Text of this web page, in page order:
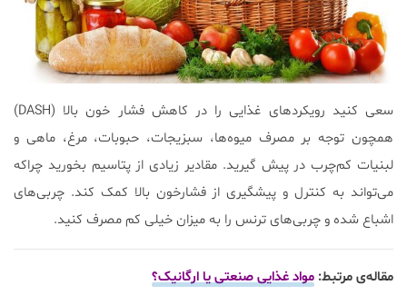
سعی کنید رویکردهای غذایی را در کاهش فشار خون بالا (DASH)
همچون توجه بر مصرف میوه‌ها، سبزیجات، حبوبات، مرغ، ماهی و
لبنیات کم‌چرب در پیش گیرید. مقادیر زیادی از پتاسیم بخورید چراکه
می‌تواند به کنترل و پیشگیری از فشارخون بالا کمک کند. چربی‌های
اشباع شده و چربی‌های ترنس را به میزان خیلی کم مصرف کنید.
مقاله‌ی مرتبط: مواد غذایی صنعتی یا ارگانیک؟